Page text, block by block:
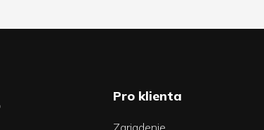
Pro klienta
Zariadenie